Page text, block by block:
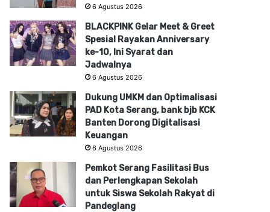
6 Agustus 2026
BLACKPINK Gelar Meet & Greet
Spesial Rayakan Anniversary
ke-10, Ini Syarat dan
Jadwalnya
6 Agustus 2026
Dukung UMKM dan Optimalisasi
PAD Kota Serang, bank bjb KCK
Banten Dorong Digitalisasi
Keuangan
6 Agustus 2026
Pemkot Serang Fasilitasi Bus
dan Perlengkapan Sekolah
untuk Siswa Sekolah Rakyat di
Pandeglang